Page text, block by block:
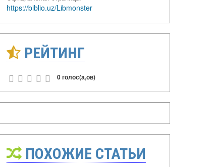
https://biblio.uz/Libmonster
РЕЙТИНГ
0 голос(а,ов)
ПОХОЖИЕ СТАТЬИ